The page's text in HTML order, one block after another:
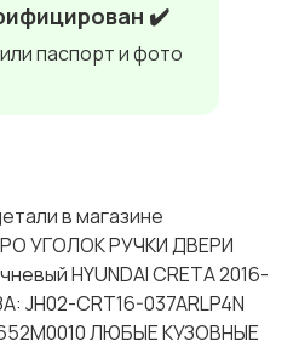
✔️
паспорт и фото
в магазине
УГОЛОК РУЧКИ ДВЕРИ
HYUNDAI CRETA 2016-
JH02-CRT16-037ARLP4N
ЛЮБЫЕ КУЗОВНЫЕ